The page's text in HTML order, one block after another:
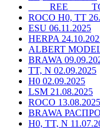
____ REE ____
ROCO H0, TT
ESU 06.11.2025
HERPA
ALBERT
BRAWA
TT, N 02.09.2025
H0 02.09.2025
LSM 21.08.2025
ROCO 13.08.2025
BRAWA
H0, TT, N